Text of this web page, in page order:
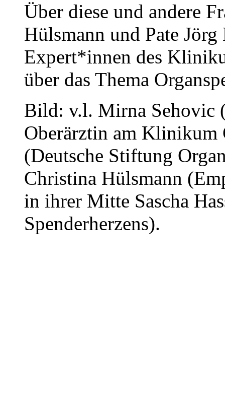
Über diese und andere
Hülsmann und Pate
Expert*innen des
über das Thema
Bild: v.l. Mirna Sehovic
Oberärztin am Klinikum
(Deutsche Stiftung
Christina Hülsmann
in ihrer Mitte Sascha
Spenderherzens).